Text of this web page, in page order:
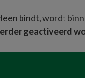
bindt, wordt
geactiveerd